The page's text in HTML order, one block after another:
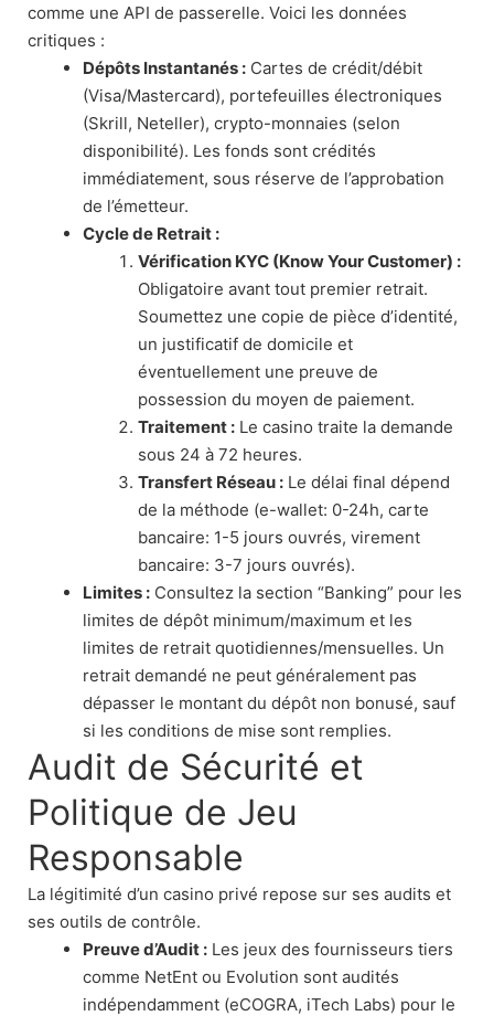
comme une API de passerelle. Voici les données
critiques :
Dépôts Instantanés : Cartes de crédit/débit
(Visa/Mastercard), portefeuilles électroniques
(Skrill, Neteller), crypto-monnaies (selon
disponibilité). Les fonds sont crédités
immédiatement, sous réserve de l’approbation
de l’émetteur.
Cycle de Retrait :
Vérification KYC (Know Your Customer) :
Obligatoire avant tout premier retrait.
Soumettez une copie de pièce d’identité,
un justificatif de domicile et
éventuellement une preuve de
possession du moyen de paiement.
Traitement : Le casino traite la demande
sous 24 à 72 heures.
Transfert Réseau : Le délai final dépend
de la méthode (e-wallet: 0-24h, carte
bancaire: 1-5 jours ouvrés, virement
bancaire: 3-7 jours ouvrés).
Limites : Consultez la section “Banking” pour les
limites de dépôt minimum/maximum et les
limites de retrait quotidiennes/mensuelles. Un
retrait demandé ne peut généralement pas
dépasser le montant du dépôt non bonusé, sauf
si les conditions de mise sont remplies.
Audit de Sécurité et
Politique de Jeu
Responsable
La légitimité d’un casino privé repose sur ses audits et
ses outils de contrôle.
Preuve d’Audit : Les jeux des fournisseurs tiers
comme NetEnt ou Evolution sont audités
indépendamment (eCOGRA, iTech Labs) pour le